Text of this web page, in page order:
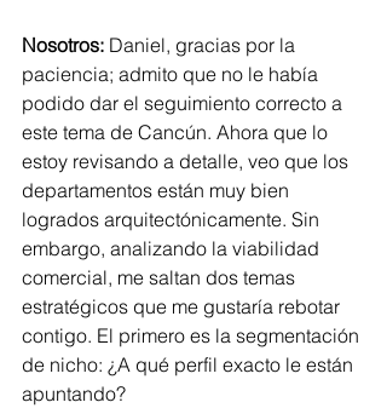
Nosotros: Daniel, gracias por la
paciencia; admito que no le había
podido dar el seguimiento correcto a
este tema de Cancún. Ahora que lo
estoy revisando a detalle, veo que los
departamentos están muy bien
logrados arquitectónicamente. Sin
embargo, analizando la viabilidad
comercial, me saltan dos temas
estratégicos que me gustaría rebotar
contigo. El primero es la segmentación
de nicho: ¿A qué perfil exacto le están
apuntando?